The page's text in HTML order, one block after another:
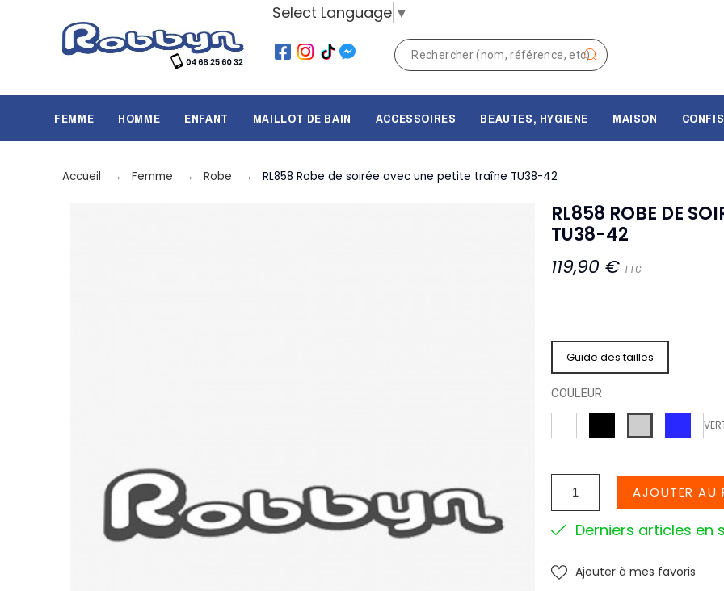
Select Language ▼
FEMME HOMME ENFANT MAILLOT DE BAIN ACCESSOIRES BEAUTES, HYGIENE MAISON
Accueil Femme Robe RL858 Robe de soirée avec une petite traîne TU38-42
RL858 ROBE DE
TU38-42
119,90 € TTC
Guide des tailles
COULEUR
ROYAL
AJOUTER AU
Derniers articles en
Ajouter à mes favoris